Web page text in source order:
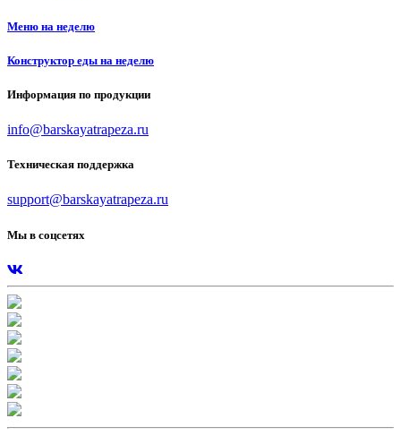
Меню на неделю
Конструктор еды на неделю
Информация по продукции
info@barskayatrapeza.ru
Техническая поддержка
support@barskayatrapeza.ru
Мы в соцсетях